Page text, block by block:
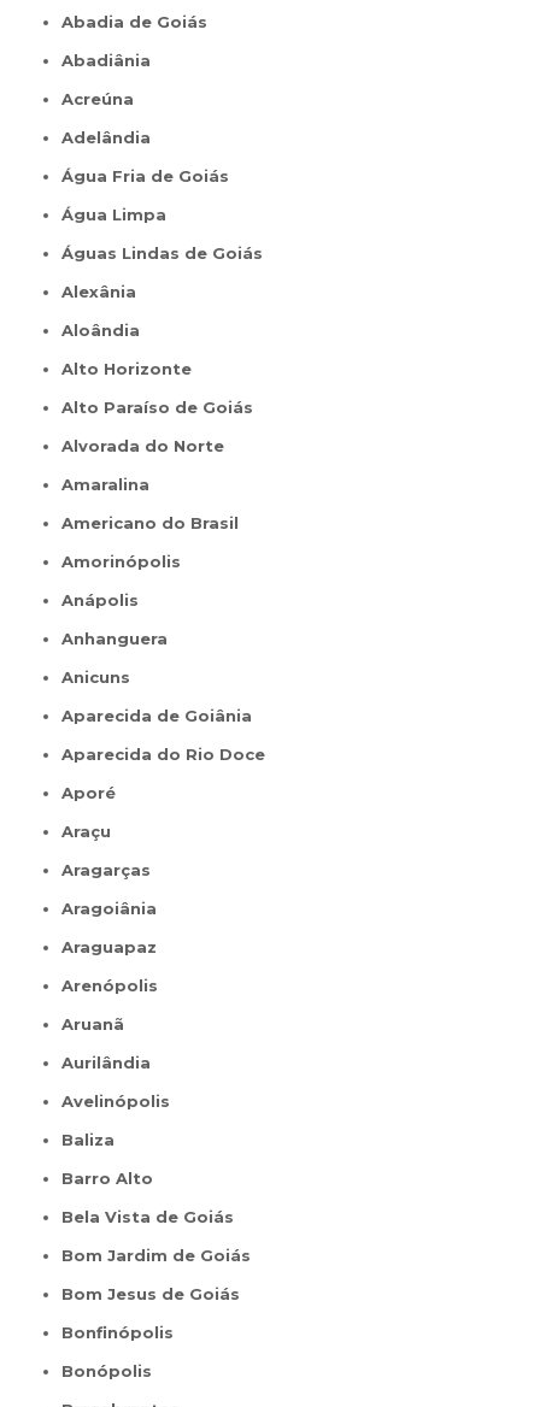
Abadia de Goiás
Abadiânia
Acreúna
Adelândia
Água Fria de Goiás
Água Limpa
Águas Lindas de Goiás
Alexânia
Aloândia
Alto Horizonte
Alto Paraíso de Goiás
Alvorada do Norte
Amaralina
Americano do Brasil
Amorinópolis
Anápolis
Anhanguera
Anicuns
Aparecida de Goiânia
Aparecida do Rio Doce
Aporé
Araçu
Aragarças
Aragoiânia
Araguapaz
Arenópolis
Aruanã
Aurilândia
Avelinópolis
Baliza
Barro Alto
Bela Vista de Goiás
Bom Jardim de Goiás
Bom Jesus de Goiás
Bonfinópolis
Bonópolis